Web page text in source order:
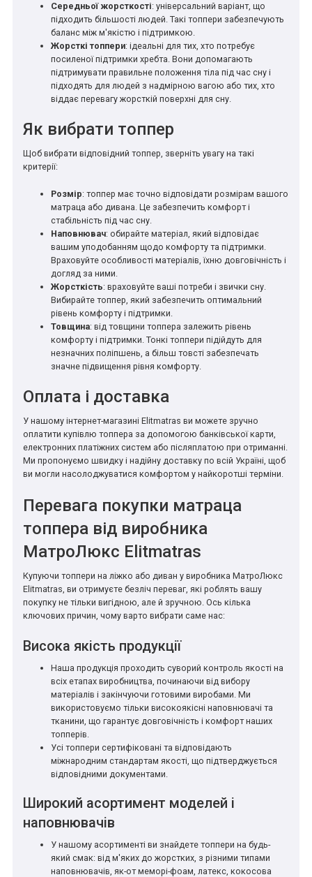
Середньої жорсткості: універсальний варіант, що
підходить більшості людей. Такі топпери забезпечують
баланс між м'якістю і підтримкою.
Жорсткі топпери: ідеальні для тих, хто потребує
посиленої підтримки хребта. Вони допомагають
підтримувати правильне положення тіла під час сну і
підходять для людей з надмірною вагою або тих, хто
віддає перевагу жорсткій поверхні для сну.
Як вибрати топпер
Щоб вибрати відповідний топпер, зверніть увагу на такі
критерії:
Розмір: топпер має точно відповідати розмірам вашого
матраца або дивана. Це забезпечить комфорт і
стабільність під час сну.
Наповнювач: обирайте матеріал, який відповідає
вашим уподобанням щодо комфорту та підтримки.
Враховуйте особливості матеріалів, їхню довговічність і
догляд за ними.
Жорсткість: враховуйте ваші потреби і звички сну.
Вибирайте топпер, який забезпечить оптимальний
рівень комфорту і підтримки.
Товщина: від товщини топпера залежить рівень
комфорту і підтримки. Тонкі топпери підійдуть для
незначних поліпшень, а більш товсті забезпечать
значне підвищення рівня комфорту.
Оплата і доставка
У нашому інтернет-магазині Elitmatras ви можете зручно
оплатити купівлю топпера за допомогою банківської карти,
електронних платіжних систем або післяплатою при отриманні.
Ми пропонуємо швидку і надійну доставку по всій Україні, щоб
ви могли насолоджуватися комфортом у найкоротші терміни.
Перевага покупки матраца
топпера від виробника
МатроЛюкс Elitmatras
Купуючи топпери на ліжко або диван у виробника МатроЛюкс
Elitmatras, ви отримуєте безліч переваг, які роблять вашу
покупку не тільки вигідною, але й зручною. Ось кілька
ключових причин, чому варто вибрати саме нас:
Висока якість продукції
Наша продукція проходить суворий контроль якості на
всіх етапах виробництва, починаючи від вибору
матеріалів і закінчуючи готовими виробами. Ми
використовуємо тільки високоякісні наповнювачі та
тканини, що гарантує довговічність і комфорт наших
топперів.
Усі топпери сертифіковані та відповідають
міжнародним стандартам якості, що підтверджується
відповідними документами.
Широкий асортимент моделей і
наповнювачів
У нашому асортименті ви знайдете топпери на будь-
який смак: від м'яких до жорстких, з різними типами
наповнювачів, як-от меморі-фоам, латекс, кокосова